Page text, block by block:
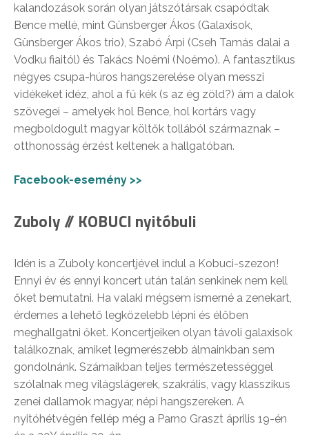
kalandozások során olyan játszótársak csapódtak
Bence mellé, mint Günsberger Ákos (Galaxisok,
Günsberger Ákos trio), Szabó Árpi (Cseh Tamás dalai a
Vodku fiaitól) és Takács Noémi (Noémo). A fantasztikus
négyes csupa-húros hangszerelése olyan messzi
vidékeket idéz, ahol a fű kék (s az ég zöld?) ám a dalok
szövegei – amelyek hol Bence, hol kortárs vagy
megboldogult magyar költők tollából származnak –
otthonosság érzést keltenek a hallgatóban.
Facebook-esemény >>
Zuboly // KOBUCI nyitóbuli
Idén is a Zuboly koncertjével indul a Kobuci-szezon!
Ennyi év és ennyi koncert után talán senkinek nem kell
őket bemutatni. Ha valaki mégsem ismerné a zenekart,
érdemes a lehető legközelebb lépni és élőben
meghallgatni őket. Koncertjeiken olyan távoli galaxisok
találkoznak, amiket legmerészebb álmainkban sem
gondolnánk. Számaikban teljes természetességgel
szólalnak meg világslágerek, szakrális, vagy klasszikus
zenei dallamok magyar, népi hangszereken. A
nyitóhétvégén fellép még a Parno Graszt április 19-én